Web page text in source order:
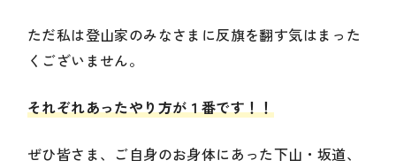
ただ私は登山家のみなさまに反旗を翻す気はまった
くございません。
それぞれあったやり方が１番です！！
ぜひ皆さま、ご自身のお身体にあった下山・坂道、